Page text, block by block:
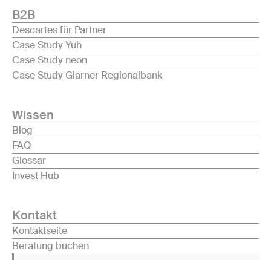
B2B
Descartes für Partner
Case Study Yuh
Case Study neon
Case Study Glarner Regionalbank
Wissen
Blog
FAQ
Glossar
Invest Hub
Kontakt
Kontaktseite
Beratung buchen